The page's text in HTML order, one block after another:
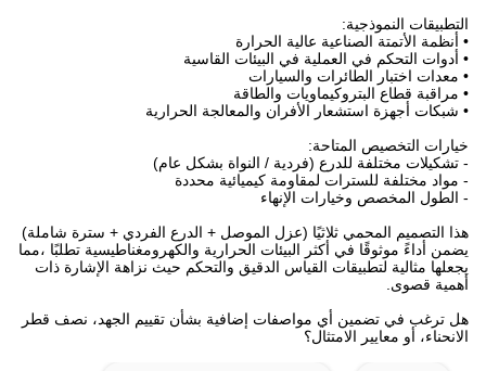
التطبيقات النموذجية:
• أنظمة الأتمتة الصناعية عالية الحرارة
• أدوات التحكم في العملية في البيئات القاسية
• معدات اختبار الطائرات والسيارات
• مراقبة قطاع البتروكيماويات والطاقة
• شبكات أجهزة استشعار الأفران والمعالجة الحرارية
خيارات التخصيص المتاحة:
- تشكيلات مختلفة للدرع (فردية / النواة بشكل عام)
- مواد مختلفة للسترات لمقاومة كيميائية محددة
- الطول المخصص وخيارات الإنهاء
هذا التصميم المحمي ثلاثيًا (عزل الموصل + الدرع الفردي + سترة شاملة)
يضمن أداءً موثوقًا في أكثر البيئات الحرارية والكهرومغناطيسية تطلبًا ،مما
يجعلها مثالية لتطبيقات القياس الدقيق والتحكم حيث نزاهة الإشارة ذات
أهمية قصوى.
هل ترغب في تضمين أي مواصفات إضافية بشأن تقييم الجهد، نصف قطر
الانحناء، أو معايير الامتثال؟